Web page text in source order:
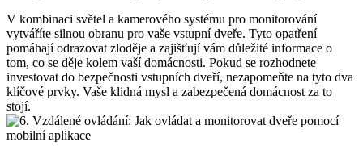
V kombinaci světel a kamerového systému pro monitorování
vytváříte silnou obranu pro vaše vstupní dveře. Tyto opatření
pomáhají odrazovat zloděje a zajišťují vám důležité informace o
tom, co se děje kolem vaší domácnosti. Pokud se rozhodnete
investovat do bezpečnosti vstupních dveří, nezapomeňte na tyto dva
klíčové prvky. Vaše klidná mysl a zabezpečená domácnost za to
stojí.